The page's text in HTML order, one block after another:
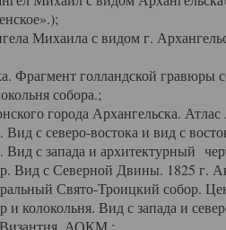
Михаила с видом г.
Фрагмент голландской гравюры
собора.;
города Архангельска. Атлас
с северо-востока и вид с
с запада и архитектурный
Вид с Северной Двины. 1825 г.
Свято-Троицкий собор.
колокольня. Вид с запада и
АОКМ.;